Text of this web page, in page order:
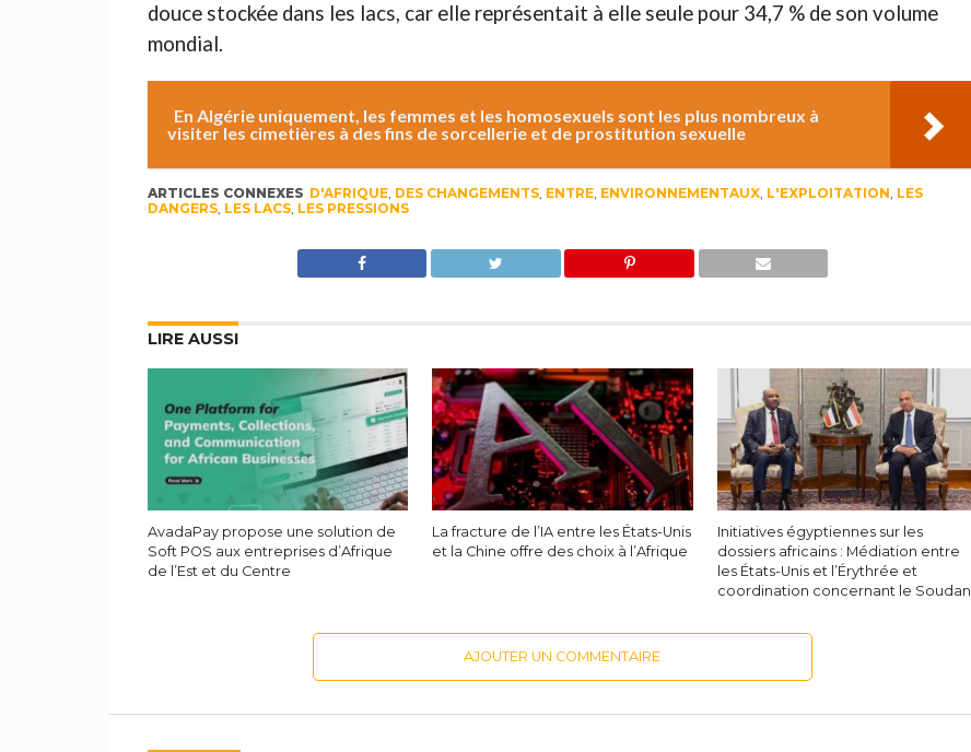
douce stockée dans les lacs, car elle représentait à elle seule pour 34,7 % de son volume
mondial.
En Algérie uniquement, les femmes et les homosexuels sont les plus nombreux à
visiter les cimetières à des fins de sorcellerie et de prostitution sexuelle
ARTICLES CONNEXES D'AFRIQUE, DES CHANGEMENTS, ENTRE, ENVIRONNEMENTAUX, L'EXPLOITATION, LES
DANGERS, LES LACS, LES PRESSIONS
LIRE AUSSI
AvadaPay propose une solution de
Soft POS aux entreprises d’Afrique
de l’Est et du Centre
La fracture de l’IA entre les États-Unis
et la Chine offre des choix à l’Afrique
Initiatives égyptiennes sur les
dossiers africains : Médiation entre
les États-Unis et l’Érythrée et
coordination concernant le Soudan
AJOUTER UN COMMENTAIRE